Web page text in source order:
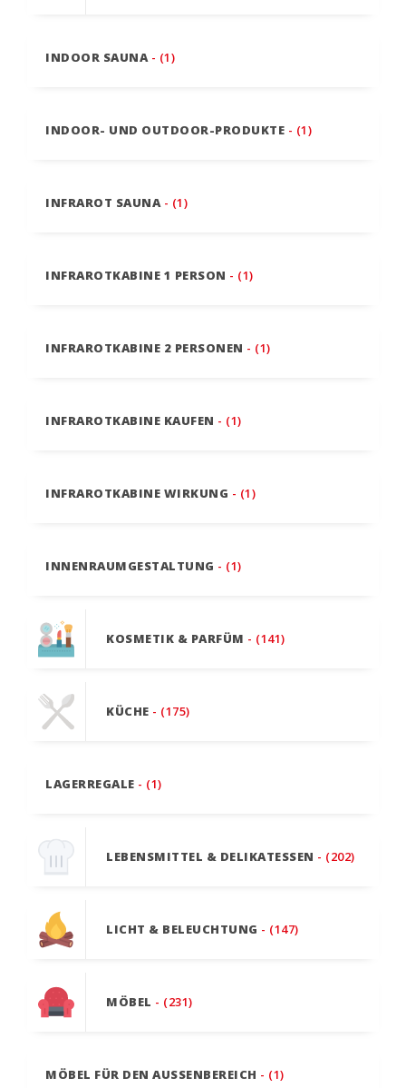
INDOOR SAUNA - (1)
INDOOR- UND OUTDOOR-PRODUKTE - (1)
INFRAROT SAUNA - (1)
INFRAROTKABINE 1 PERSON - (1)
INFRAROTKABINE 2 PERSONEN - (1)
INFRAROTKABINE KAUFEN - (1)
INFRAROTKABINE WIRKUNG - (1)
INNENRAUMGESTALTUNG - (1)
KOSMETIK & PARFÜM - (141)
KÜCHE - (175)
LAGERREGALE - (1)
LEBENSMITTEL & DELIKATESSEN - (202)
LICHT & BELEUCHTUNG - (147)
MÖBEL - (231)
MÖBEL FÜR DEN AUSSENBEREICH - (1)